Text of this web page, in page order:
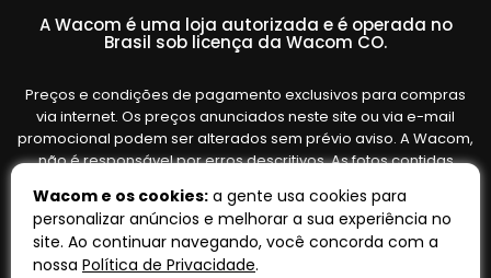
A Wacom é uma loja autorizada e é operada no
Brasil sob licença da Wacom CO.
Preços e condições de pagamento exclusivos para compras
via internet. Os preços anunciados neste site ou via e-mail
promocional podem ser alterados sem prévio aviso. A Wacom,
não é responsável por erros descritivos. As fotos contidas
variar de acordo com o fornecedor/lote do fabricante. Ofertas
válidas até o término de nossos estoques. Vendas sujeitas à
análise e confirmação de dados.
Wacom e os cookies: a gente usa cookies para
personalizar anúncios e melhorar a sua experiência no
site. Ao continuar navegando, você concorda com a
nossa Política de Privacidade.